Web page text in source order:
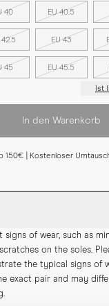
40 EU 40.5
42.5 EU 43
45 EU 45.5
Ist
In den Warenkorb
150€ | Kostenloser
signs of wear, such as
on the soles.
the typical signs of
exact pair and may